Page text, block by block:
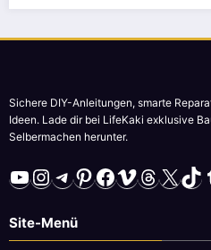
Sichere DIY-Anleitungen, smarte
Ideen. Lade dir bei LifeKaki exklusive
Selbermachen herunter.
YouTube
Instagram
Telegram
Pinterest
Facebook
Vimeo
Threads
X
Site-Menü